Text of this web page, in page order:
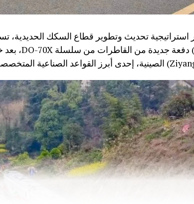
استراتيجية تحديث وتطوير قطاع السكك الحديدية،